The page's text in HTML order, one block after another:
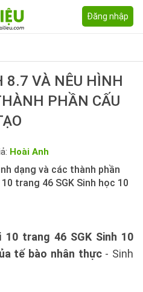
Đăng nhập
8.7 VÀ NÊU HÌNH
PHẦN CẤU
Hoài Anh
dạng và các thành phần
trang 46 SGK Sinh học 10
10 trang 46 SGK Sinh 10
tế bào nhân thực- Sinh